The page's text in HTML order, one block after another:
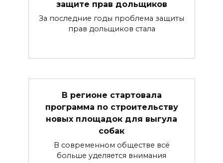
защите прав дольщиков
За последние годы проблема защиты
прав дольщиков стала
В регионе стартовала
программа по строительству
новых площадок для выгула
собак
В современном обществе всё
больше уделяется внимания